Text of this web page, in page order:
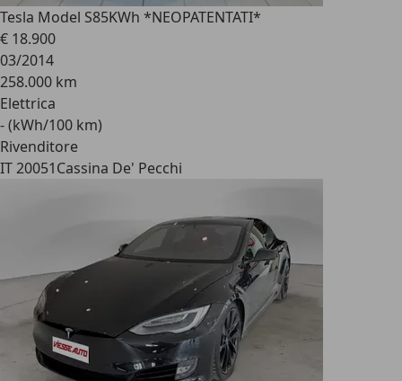
Tesla Model S85KWh *NEOPATENTATI*
€ 18.900
03/2014
258.000 km
Elettrica
- (kWh/100 km)
Rivenditore
IT 20051Cassina De' Pecchi